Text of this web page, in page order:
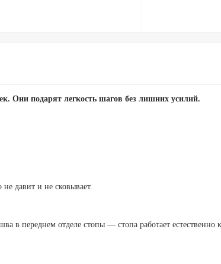
Они подарят легкость шагов без лишних усилий.
давит и не сковывает.
в переднем отделе стопы — стопа работает естественно